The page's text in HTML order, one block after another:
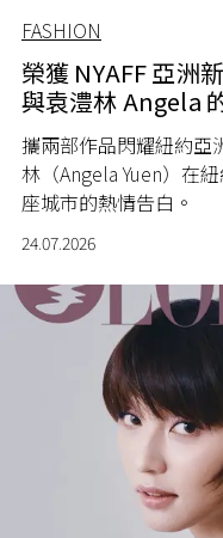
FASHION
榮獲 NYAFF 亞洲
與袁澧林 Angela
攜兩部作品閃耀紐約亞
林（Angela Yuen）在
座城市的熱情告白。
24.07.2026